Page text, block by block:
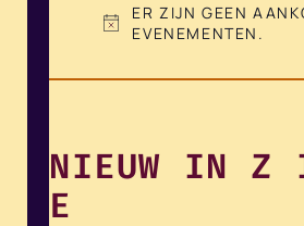
B
T
ER ZIJN GEEN
EVENEMENTEN.
NIEUW IN Z
E